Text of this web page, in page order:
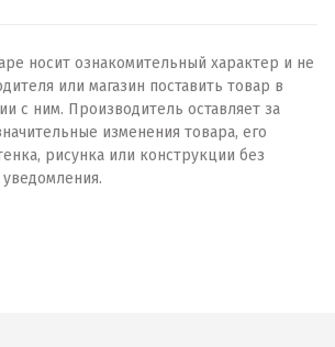
носит ознакомительный характер и не
или магазин поставить товар в
с ним. Производитель оставляет за
изменения товара, его
рисунка или конструкции без